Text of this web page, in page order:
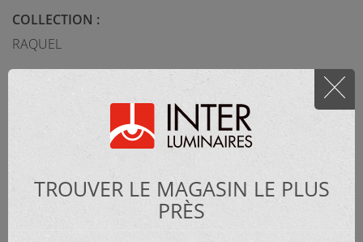
TROUVER LE MAGASIN LE PLUS
PRÈS
COLLECTION :
RAQUEL
CATÉGORIE :
Lampe de table